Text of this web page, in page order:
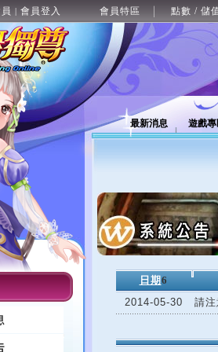
| 會員登入 會員特區 點數 / 儲
最新消息 遊戲
日期 6
2014-05-30
請